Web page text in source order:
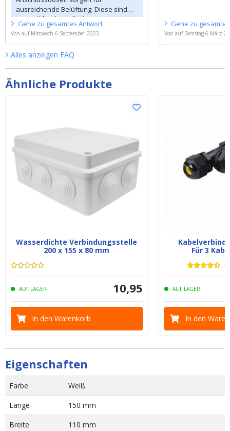
Ähnliche Produkte
Wasserdichte Verbindungsstelle
200 x 155 x 80 mm
AUF LAGER 10,95
In den Warenkorb
Für 3
(
AUF LAGER
In den
Bietet die Anschlussdose noch
ausreichend Möglichkeiten, das Netzteil
zu kühlen, oder ist das bei der geringeren
Danke schön!
ausreichende Belüftung. Diese sind
speziell für die Aufnahme von
Geräten, unabhängig von der
Wattzahl, konzipiert.
Gehe zu gesamtes Antwort
Von auf Mittwoch 6 September 2023
Gehe zu gesamtes
Von auf Samstag 6 März
Alles anzeigen FAQ
Eigenschaften
Farbe
Weiß
Länge
150 mm
Breite
110 mm